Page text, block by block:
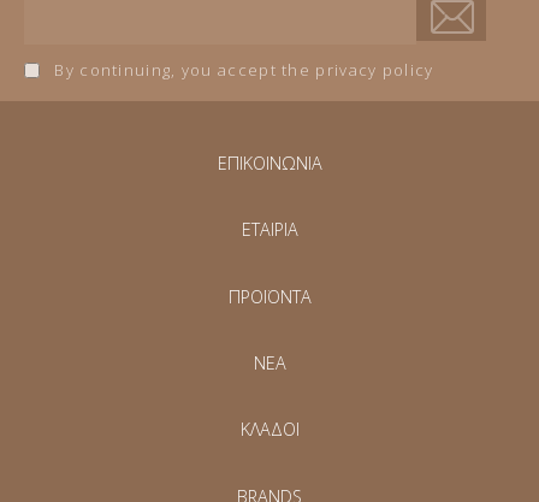
By continuing, you accept the privacy policy
ΕΠΙΚΟΙΝΩΝΙΑ
ΕΤΑΙΡΙΑ
ΠΡΟΪΟΝΤΑ
NEA
ΚΛΑΔΟΙ
BRANDS